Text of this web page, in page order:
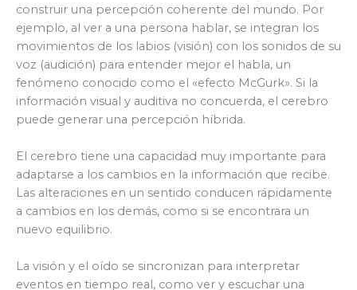
construir una percepción coherente del mundo. Por
ejemplo, al ver a una persona hablar, se integran los
movimientos de los labios (visión) con los sonidos de su
voz (audición) para entender mejor el habla, un
fenómeno conocido como el «efecto McGurk». Si la
información visual y auditiva no concuerda, el cerebro
puede generar una percepción híbrida.
El cerebro tiene una capacidad muy importante para
adaptarse a los cambios en la información que recibe.
Las alteraciones en un sentido conducen rápidamente
a cambios en los demás, como si se encontrara un
nuevo equilibrio.
La visión y el oído se sincronizan para interpretar
eventos en tiempo real, como ver y escuchar una